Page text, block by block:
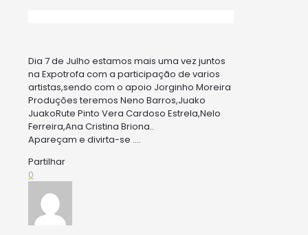
Dia 7 de Julho estamos mais uma vez juntos
na Expotrofa com a participação de varios
artistas,sendo com o apoio Jorginho Moreira
Produções teremos Neno Barros,Juako
JuakoRute Pinto Vera Cardoso Estrela,Nelo
Ferreira,Ana Cristina Briona..
Apareçam e divirta-se ….
Partilhar
0